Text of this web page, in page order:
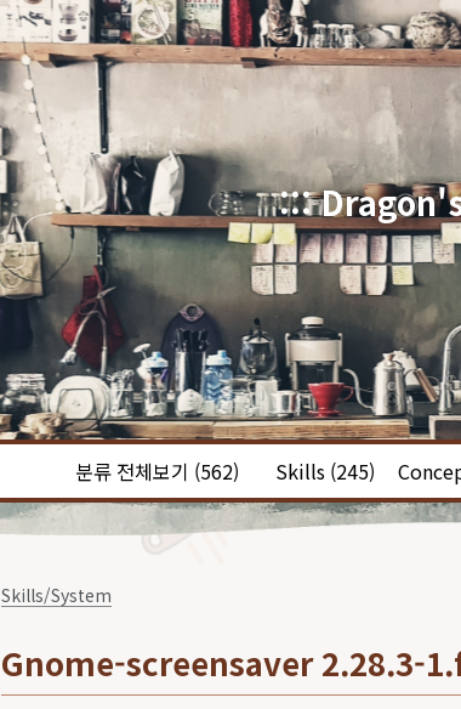
분류 전체보기 (562) Skills (245)
:::
Skills/System
Gnome-screensaver 2.28.3-